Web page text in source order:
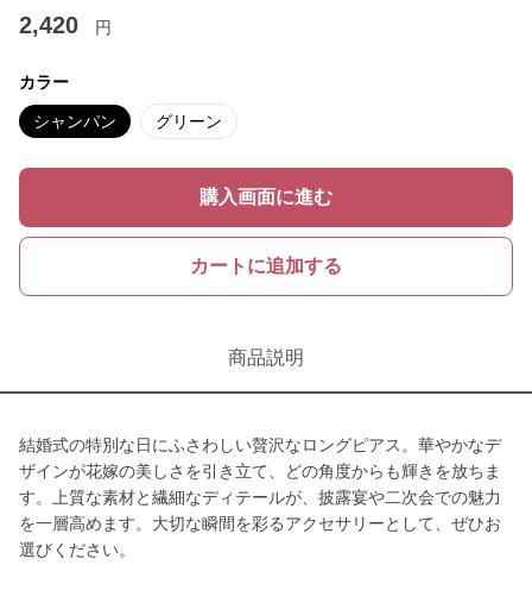
2,420 円
カラー
シャンパン グリーン
購入画面に進む
カートに追加する
商品説明
結婚式の特別な日にふさわしい贅沢なロングピアス。華やかなデ
ザインが花嫁の美しさを引き立て、どの角度からも輝きを放ちま
す。上質な素材と繊細なディテールが、披露宴や二次会での魅力
を一層高めます。大切な瞬間を彩るアクセサリーとして、ぜひお
選びください。